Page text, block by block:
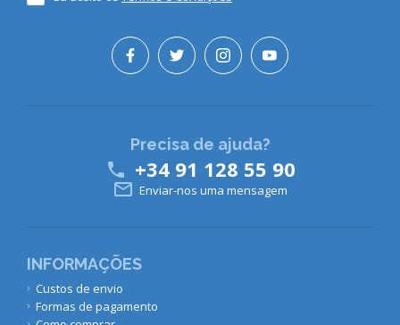
INFORMAÇÕES
Custos de envio
Formas de pagamento
Precisa de ajuda?
 +34 91 128 55 90
 Enviar-nos uma mensagem